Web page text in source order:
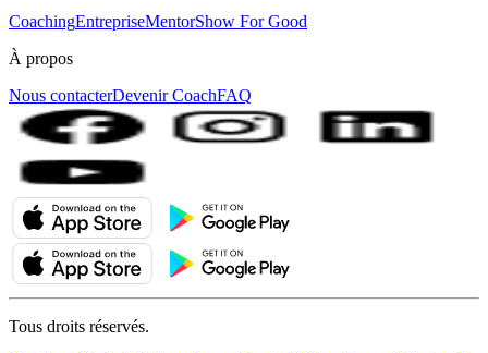
CoachingEntrepriseMentorShow For Good
À propos
Nous contacterDevenir CoachFAQ
Tous droits réservés.